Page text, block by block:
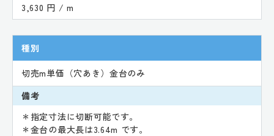
3,630 円 / m
種別
切売m単価（穴あき）金台のみ
備考
＊指定寸法に切断可能です。
＊金台の最大長は3.64m です。